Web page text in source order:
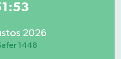
2026
1448